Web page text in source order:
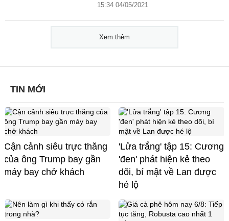
15:34 04/05/2021
Xem thêm
TIN MỚI
Cận cảnh siêu trực thăng
của ông Trump bay gần
máy bay chở khách
'Lửa trắng' tập 15: Cương
'đen' phát hiện kẻ theo
dõi, bí mật về Lan được
hé lộ